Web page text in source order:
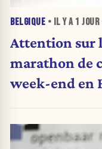
BELGIQUE • IL Y A 1 JOUR
Attention sur
marathon de
week-end en